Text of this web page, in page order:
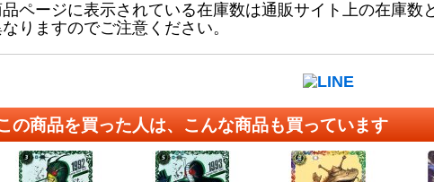
ページに表示されている在庫数は通販サイト上の在庫数
りますのでご注意ください。
の商品を買った人は、こんな商品も買っています